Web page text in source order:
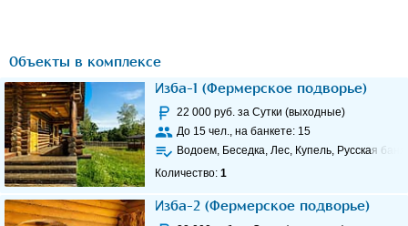
Объекты в комплексе
Изба-1 (Фермерское подворье)
22 000 руб. за Сутки (выходные)
До 15 чел., на банкете: 15
Водоем, Беседка, Лес, Купель, Русская баня
Количество: 1
Изба-2 (Фермерское подворье)